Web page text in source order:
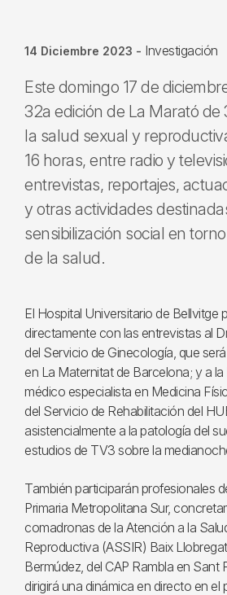
14 Diciembre 2023 - Investigación
Este domingo 17 de
32a edición de La Marató de
la salud sexual y
16 horas, entre radio y
entrevistas, reportajes,
y otras actividades
sensibilización social en
de la salud.
El Hospital Universitario de Bellvitge
directamente con las entrevistas al
del Servicio de Ginecología, que
en La Maternitat de Barcelona; y a la
médico especialista en Medicina
del Servicio de Rehabilitación del
asistencialmente a la patología del
estudios de TV3 sobre la
También participarán profesionales
Primaria Metropolitana Sur,
comadronas de la Atención a la
Reproductiva (ASSIR) Baix
Bermúdez, del CAP Rambla en Sant
dirigirá una dinámica en directo en el